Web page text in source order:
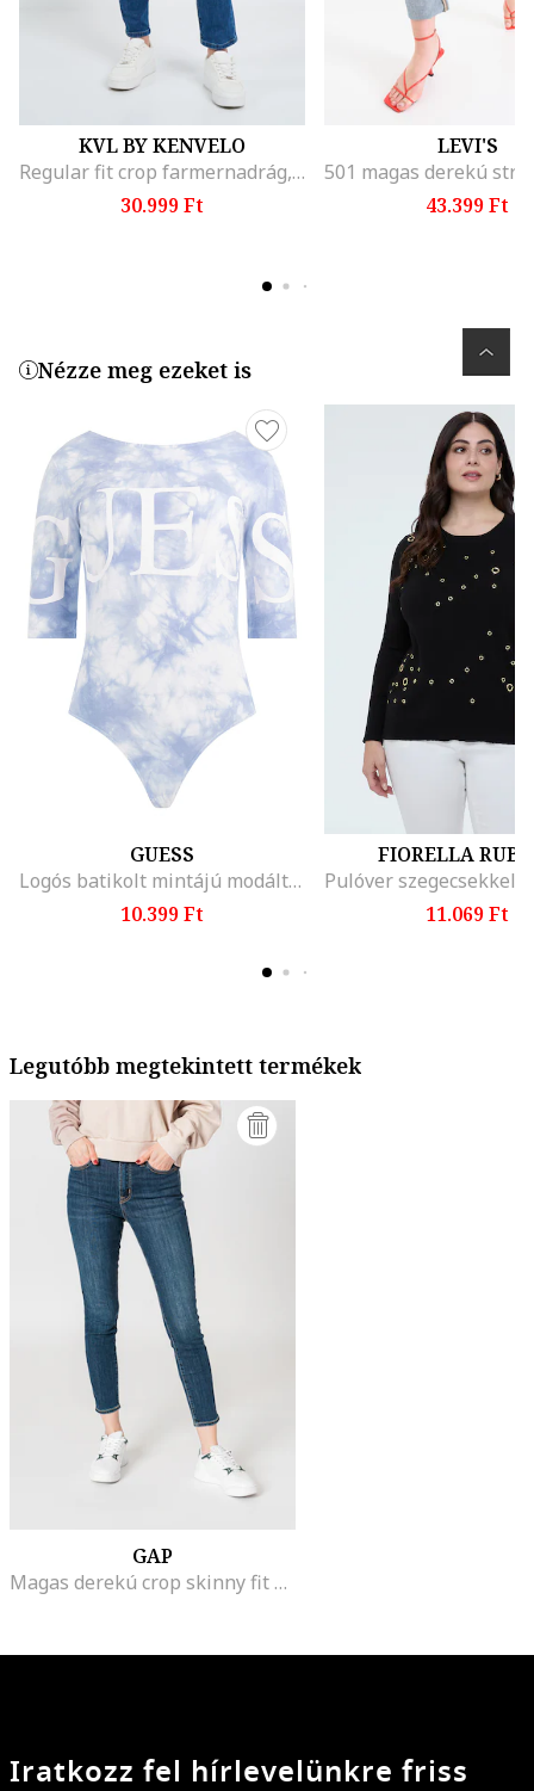
KVL BY KENVELO
Regular fit crop farmernadrág, Kék
30.999 Ft
LEVI'S
43.399 Ft
Nézze meg ezeket is
GUESS
Logós batikolt mintájú modáltartalmú body
10.399 Ft
FIORELLA
11.069 Ft
Legutóbb megtekintett termékek
GAP
Magas derekú crop skinny fit nadrág, Sötétkék
Iratkozz fel hírlevelünkre friss